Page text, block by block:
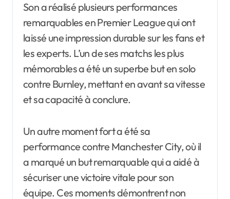
Son a réalisé plusieurs performances
remarquables en Premier League qui ont
laissé une impression durable sur les fans et
les experts. L’un de ses matchs les plus
mémorables a été un superbe but en solo
contre Burnley, mettant en avant sa vitesse
et sa capacité à conclure.
Un autre moment fort a été sa
performance contre Manchester City, où il
a marqué un but remarquable qui a aidé à
sécuriser une victoire vitale pour son
équipe. Ces moments démontrent non